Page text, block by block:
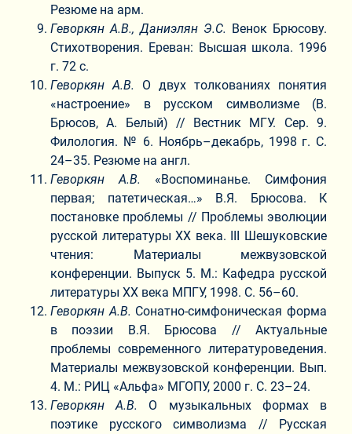
Резюме на арм.
Геворкян А.В., Даниэлян Э.С. Венок Брюсову.
Стихотворения. Ереван: Высшая школа. 1996
г. 72 с.
Геворкян А.В.
О двух толкованиях понятия
«настроение» в русском символизме (В.
Брюсов, А. Белый) // Вестник МГУ. Сер. 9.
Филология. № 6. Ноябрь–декабрь, 1998 г. С.
24–35. Резюме на англ.
Геворкян А.В.
«Воспоминанье. Симфония
первая; патетическая…» В.Я. Брюсова. К
постановке проблемы // Проблемы эволюции
русской литературы XX века. III Шешуковские
чтения: Материалы межвузовской
конференции. Выпуск 5. М.: Кафедра русской
литературы XX века МПГУ, 1998. С. 56–60.
Геворкян А.В. Сонатно-симфоническая форма
в поэзии В.Я. Брюсова // Актуальные
проблемы современного литературоведения.
Материалы межвузовской конференции. Вып.
4. М.: РИЦ «Альфа» МГОПУ, 2000 г. С. 23–24.
Геворкян А.В.
О музыкальных формах в
поэтике русского символизма // Русская